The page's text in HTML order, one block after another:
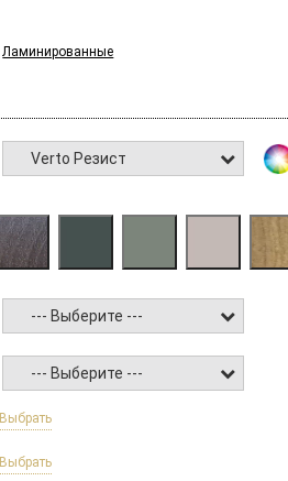
Ламинированные
Verto Резист
--- Выберите ---
--- Выберите ---
Выбрать
Выбрать